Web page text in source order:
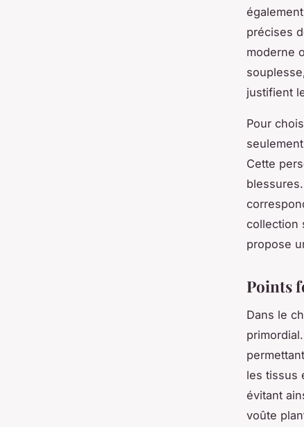
précises
moderne
justifient
Pour
Cette
collection
propose
Points
Dans le
les tissus
évitant
voûte